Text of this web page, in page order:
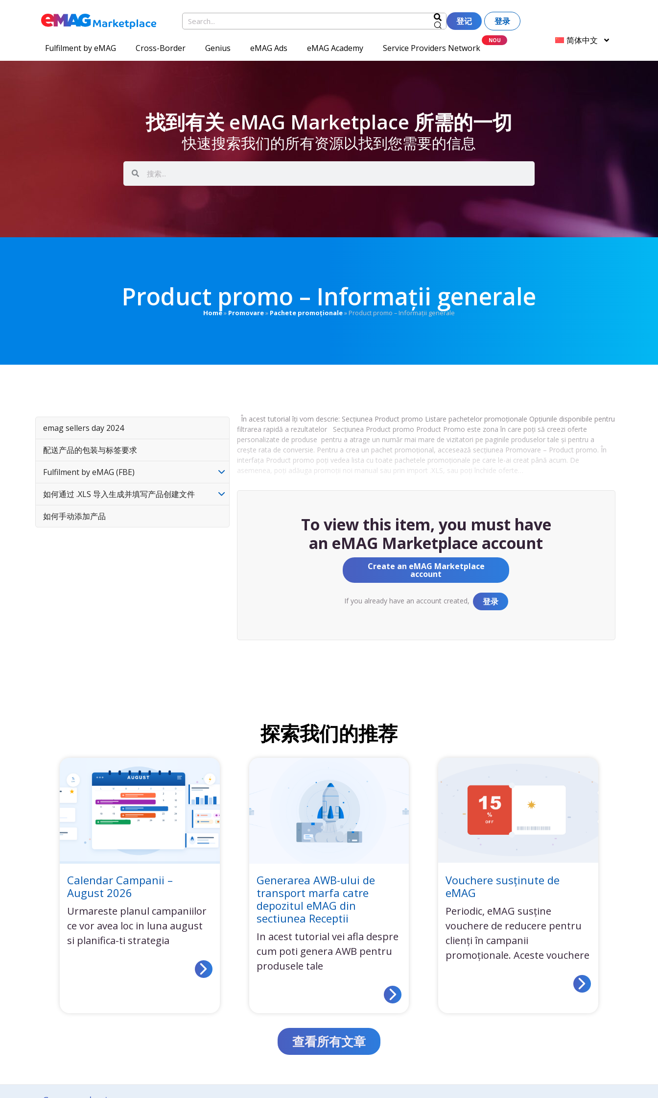
登记 登录
Fulfilment by eMAG Cross-Border Genius eMAG Ads eMAG Academy Service Providers Network
简体中文
找到有关 eMAG Marketplace 所需的一切
快速搜索我们的所有资源以找到您需要的信息
Product promo – Informații generale
Home» Promovare» Pachete promoționale»Product promo – Informații generale
emag sellers day 2024
配送产品的包装与标签要求
Fulfilment by eMAG (FBE)
如何通过 .XLS 导入生成并填写产品创建文件
如何手动添加产品
În acest tutorial îți vom descrie: Secțiunea Product promo Listare pachetelor promoționale Opțiunile disponibile pentru
filtrarea rapidă a rezultatelor Secțiunea Product promo Product Promo este zona în care poți să creezi oferte
personalizate de produse pentru a atrage un număr mai mare de vizitatori pe paginile produselor tale și pentru a
crește rata de conversie. Pentru a crea un pachet promoțional, accesează secțiunea Promovare – Product promo. În
interfața Product promo poți vedea lista cu toate pachetele promoționale pe care le-ai creat până acum. De
asemenea, poți adăuga promoții noi manual sau prin import .XLS, sau poți închide oferte…
To view this item, you must have
an eMAG Marketplace account
Create an eMAG Marketplace
account
If you already have an account created, 登录
探索我们的推荐
Calendar Campanii –
August 2026
Urmareste planul campaniilor
ce vor avea loc in luna august
si planifica-ti strategia
Generarea AWB-ului de
transport marfa catre
depozitul eMAG din
sectiunea Receptii
In acest tutorial vei afla despre
cum poti genera AWB pentru
produsele tale
Vouchere susținute de
eMAG
Periodic, eMAG susține
vouchere de reducere pentru
clienți în campanii
promoționale. Aceste vouchere
查看所有文章